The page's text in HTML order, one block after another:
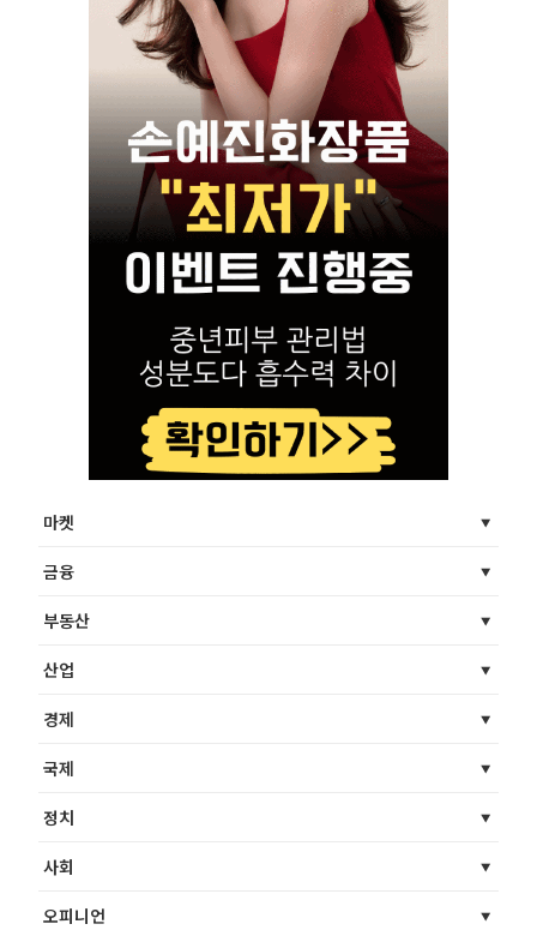
마켓
금융
부동산
산업
경제
국제
정치
사회
오피니언